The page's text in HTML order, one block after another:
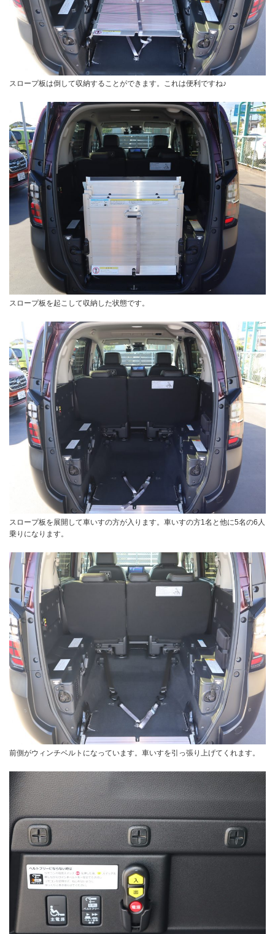
スロープ板は倒して収納することができます。これは便利ですね♪
スロープ板を起こして収納した状態です。
スロープ板を展開して車いすの方が入ります。車いすの方1名と他に5名の6人
乗りになります。
前側がウィンチベルトになっています。車いすを引っ張り上げてくれます。